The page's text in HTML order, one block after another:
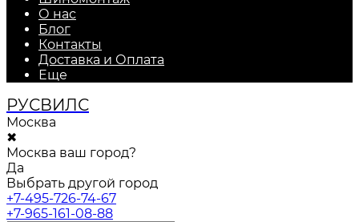
О нас
Блог
Контакты
Доставка и Оплата
Еще
РУСВИЛС
Москва
✖
Москва ваш город?
Да
Выбрать другой город
+7-495-726-74-67
+7-965-161-08-88